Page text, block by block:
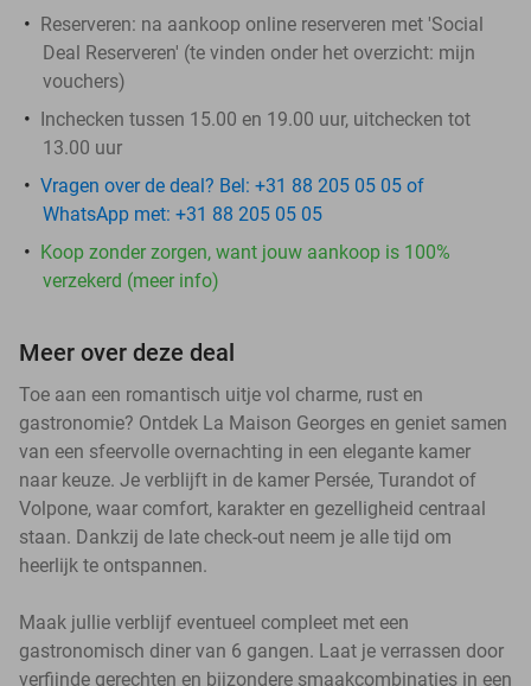
Reserveren: na aankoop online reserveren met 'Social
Deal Reserveren' (te vinden onder het overzicht: mijn
vouchers)
Inchecken tussen 15.00 en 19.00 uur, uitchecken tot
13.00 uur
Vragen over de deal? Bel: +31 88 205 05 05 of
WhatsApp met: +31 88 205 05 05
Koop zonder zorgen, want jouw aankoop is 100%
verzekerd (meer info)
Meer over deze deal
Toe aan een romantisch uitje vol charme, rust en
gastronomie? Ontdek La Maison Georges en geniet samen
van een sfeervolle overnachting in een elegante kamer
naar keuze. Je verblijft in de kamer Persée, Turandot of
Volpone, waar comfort, karakter en gezelligheid centraal
staan. Dankzij de late check-out neem je alle tijd om
heerlijk te ontspannen.
Maak jullie verblijf eventueel compleet met een
gastronomisch diner van 6 gangen. Laat je verrassen door
verfijnde gerechten en bijzondere smaakcombinaties in een